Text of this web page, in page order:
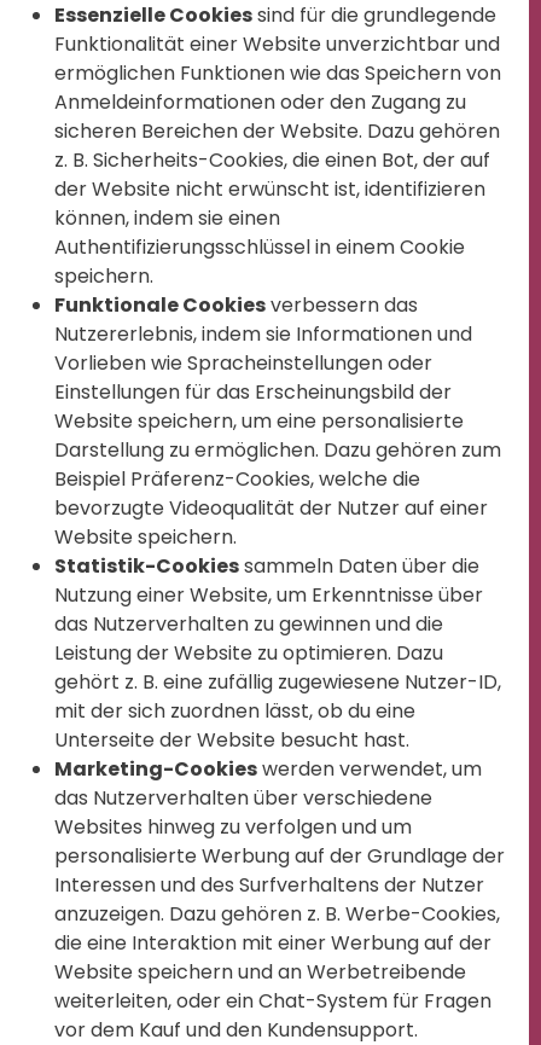
Essenzielle Cookiessind für die grundlegende
Funktionalität einer Website unverzichtbar und
ermöglichen Funktionen wie das Speichern von
Anmeldeinformationen oder den Zugang zu
sicheren Bereichen der Website. Dazu gehören
z. B. Sicherheits-Cookies, die einen Bot, der auf
der Website nicht erwünscht ist, identifizieren
können, indem sie einen
Authentifizierungsschlüssel in einem Cookie
speichern.
Funktionale Cookiesverbessern das
Nutzererlebnis, indem sie Informationen und
Vorlieben wie Spracheinstellungen oder
Einstellungen für das Erscheinungsbild der
Website speichern, um eine personalisierte
Darstellung zu ermöglichen. Dazu gehören zum
Beispiel Präferenz-Cookies, welche die
bevorzugte Videoqualität der Nutzer auf einer
Website speichern.
Statistik-Cookiessammeln Daten über die
Nutzung einer Website, um Erkenntnisse über
das Nutzerverhalten zu gewinnen und die
Leistung der Website zu optimieren. Dazu
gehört z. B. eine zufällig zugewiesene Nutzer-ID,
mit der sich zuordnen lässt, ob du eine
Unterseite der Website besucht hast.
Marketing-Cookieswerden verwendet, um
das Nutzerverhalten über verschiedene
Websites hinweg zu verfolgen und um
personalisierte Werbung auf der Grundlage der
Interessen und des Surfverhaltens der Nutzer
anzuzeigen. Dazu gehören z. B. Werbe-Cookies,
die eine Interaktion mit einer Werbung auf der
Website speichern und an Werbetreibende
weiterleiten, oder ein Chat-System für Fragen
vor dem Kauf und den Kundensupport.